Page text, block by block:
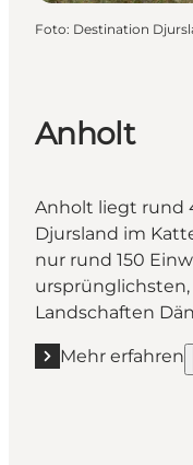
Foto: Destination
Anholt
Anholt liegt rund
Djursland im
nur rund 150
Landschaften
Mehr erfahren
Mehr erfahren